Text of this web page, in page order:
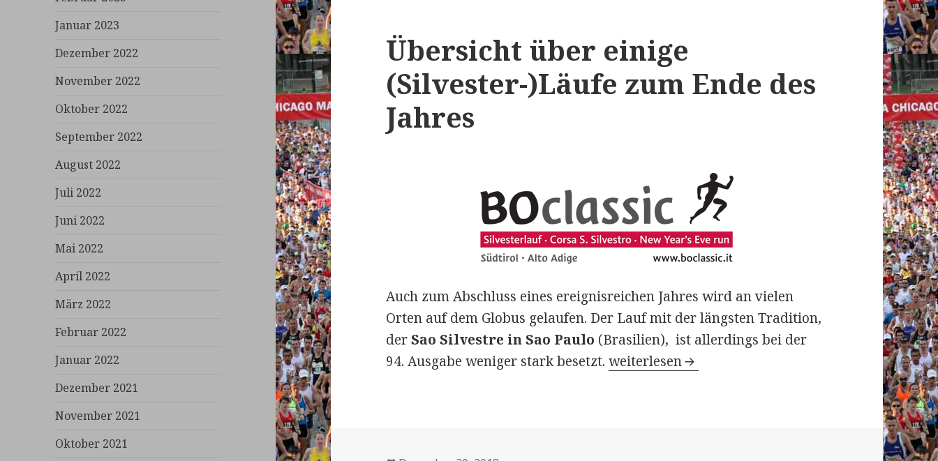
Januar 2023
Dezember 2022
November 2022
Oktober 2022
September 2022
August 2022
Juli 2022
Juni 2022
Mai 2022
April 2022
März 2022
Februar 2022
Januar 2022
Dezember 2021
November 2021
Oktober 2021
Übersicht über einige
(Silvester-)Läufe zum Ende des
Jahres
Auch zum Abschluss eines ereignisreichen Jahres wird an vielen
Orten auf dem Globus gelaufen. Der Lauf mit der längsten Tradition,
derSao Silvestre in Sao Paulo (Brasilien), ist allerdings bei der
94. Ausgabe weniger stark besetzt.Übersicht über einige (Silvester-)Läufe zum Ende
weiterlesen